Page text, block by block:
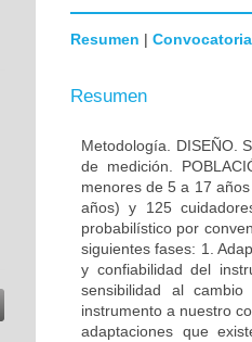
Resumen | Convocatoria
Resumen
Metodología. DISEÑO.
de medición.
menores de 5 a 17
años) y 125
probabilístico por
siguientes fases: 1.
y confiabilidad del
sensibilidad al
instrumento a nuestro
adaptaciones que